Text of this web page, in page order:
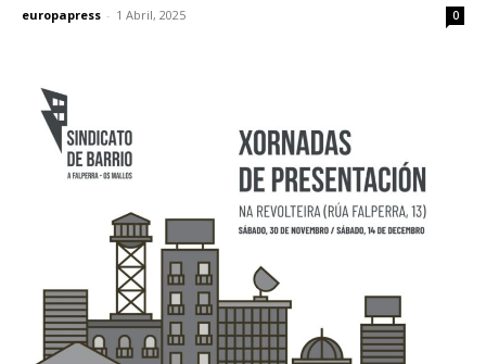
europapress - 1 Abril, 2025 0